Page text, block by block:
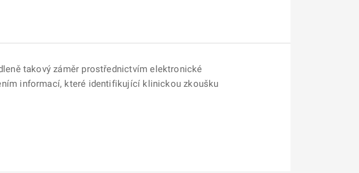
takový záměr prostřednictvím elektronické
informací, které identifikující klinickou zkoušku